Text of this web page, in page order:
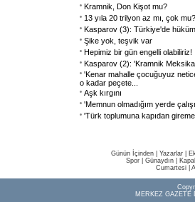
Kramnik, Don Kişot mu?
13 yıla 20 trilyon az mı, çok mu?
Kasparov (3): Türkiye'de
Şike yok, teşvik var
Hepimiz bir gün engelli olabiliriz!
Kasparov (2): 'Kramnik
'Kenar mahalle çocuğuyuz
o kadar peçete
Aşk kırgını
'Memnun olmadığım yerde
'Türk toplumuna kapıdan
Günün İçinden Yazarlar
Spor
Günaydın
Cumartesi|
MERKEZ GAZETE